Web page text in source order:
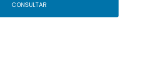
CONSULTAR